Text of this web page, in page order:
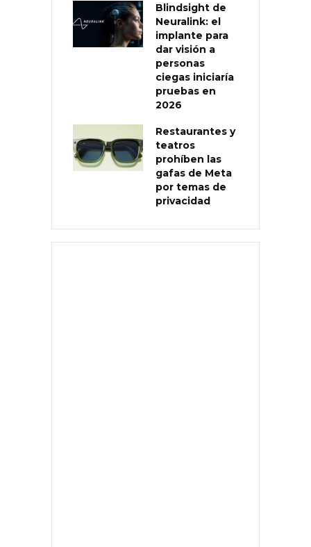
Blindsight de
Neuralink: el
implante para
dar visión a
personas
ciegas iniciaría
pruebas en
2026
Restaurantes y
teatros
prohíben las
gafas de Meta
por temas de
privacidad